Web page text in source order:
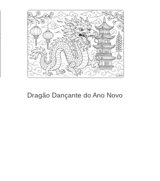
Dragão Dançante do Ano Novo